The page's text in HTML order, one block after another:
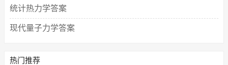
统计热力学答案
现代量子力学答案
热门推荐